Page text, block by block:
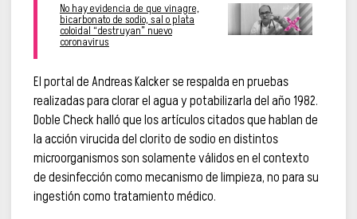
No hay evidencia de que vinagre,
bicarbonato de sodio, sal o plata
coloidal “destruyan” nuevo
coronavirus
El portal de Andreas Kalcker se respalda en pruebas
realizadas para clorar el agua y potabilizarla del año 1982.
Doble Check halló que los artículos citados que hablan de
la acción virucida del clorito de sodio en distintos
microorganismos son solamente válidos en el contexto
de desinfección como mecanismo de limpieza, no para su
ingestión como tratamiento médico.